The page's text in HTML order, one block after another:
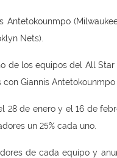
Antetokounmpo
Nets).
de los equipos del All
Giannis Antetokounmpo
de enero y el 16 de
un 25% cada uno.
de cada equipo y